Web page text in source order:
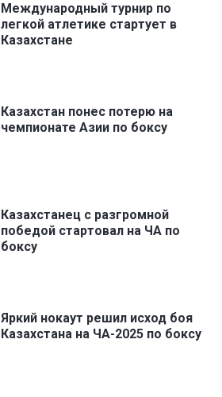
Международный турнир по
легкой атлетике стартует в
Казахстане
Казахстан понес потерю на
чемпионате Азии по боксу
Казахстанец с разгромной
победой стартовал на ЧА по
боксу
Яркий нокаут решил исход боя
Казахстана на ЧА-2025 по боксу